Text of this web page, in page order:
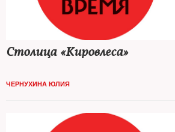
Столица «Кировлеса»
ЧЕРНУХИНА ЮЛИЯ